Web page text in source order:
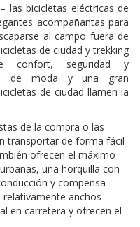
las bicicletas eléctricas de
acompañantas para
al campo fuera de
de ciudad y trekking
confort, seguridad y
de moda y una gran
de ciudad llamen la
de la compra o las
transportar de forma fácil
ofrecen el máximo
una horquilla con
y compensa
anchos
en carretera y ofrecen el